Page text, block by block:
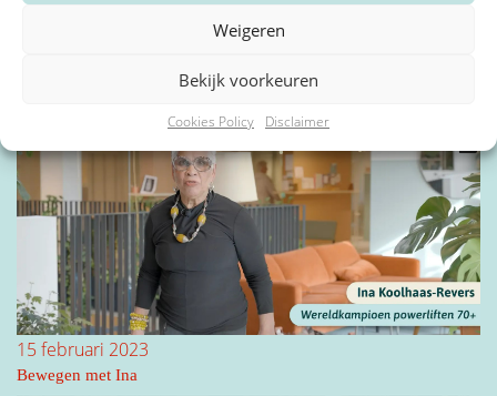
Weigeren
Bekijk voorkeuren
Cookies Policy Disclaimer
1Vandaag besteedt aandacht aan Liv inn
15 februari 2023
Bewegen met Ina